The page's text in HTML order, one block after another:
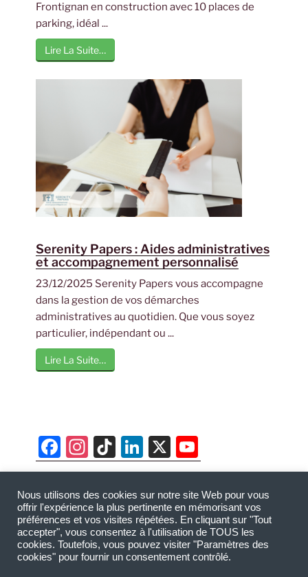
Frontignan en construction avec 10 places de
parking, idéal ...
Lire La Suite…
Serenity Papers : Aides administratives
et accompagnement personnalisé
23/12/2025 Serenity Papers vous accompagne
dans la gestion de vos démarches
administratives au quotidien. Que vous soyez
particulier, indépendant ou ...
Lire La Suite…
F
a
c
e
b
o
In
st
a
gr
a
m
Ti
k
T
o
k
Li
n
k
e
dI
n
X
o
u
T
u
b
AUGEFI - Cabinet d’audit et expertise comptable
basé à Agde, Bassin de Thau, Montpellier,
Narbonne, Pézenas et Villeneuve-lès-Béziers.
Copyright @ 2026 augefi.fr-Mentions légales-
Politique de confidentialité RGPD
Nous utilisons des cookies sur notre site Web pour vous
offrir l'expérience la plus pertinente en mémorisant vos
préférences et vos visites répétées. En cliquant sur "Tout
accepter", vous consentez à l'utilisation de TOUS les
cookies. Toutefois, vous pouvez visiter "Paramètres des
cookies" pour fournir un consentement contrôlé.